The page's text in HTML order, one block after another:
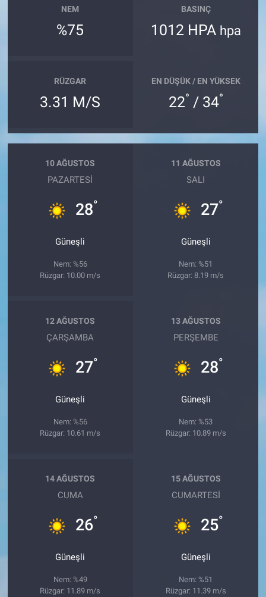
NEM
%75
BASINÇ
1012 HPA hpa
RÜZGAR
3.31 M/S
EN DÜŞÜK / EN YÜKSEK
22° / 34°
10 AĞUSTOS
PAZARTESI
28°
Güneşli
Nem: %56
Rüzgar: 10.00 m/s
11 AĞUSTOS
SALI
27°
Güneşli
Nem: %51
Rüzgar: 8.19 m/s
12 AĞUSTOS
ÇARŞAMBA
27°
Güneşli
Nem: %56
Rüzgar: 10.61 m/s
13 AĞUSTOS
PERŞEMBE
28°
Güneşli
Nem: %53
Rüzgar: 10.89 m/s
14 AĞUSTOS
CUMA
26°
Güneşli
Nem: %49
Rüzgar: 11.89 m/s
15 AĞUSTOS
CUMARTESI
25°
Güneşli
Nem: %51
Rüzgar: 11.39 m/s